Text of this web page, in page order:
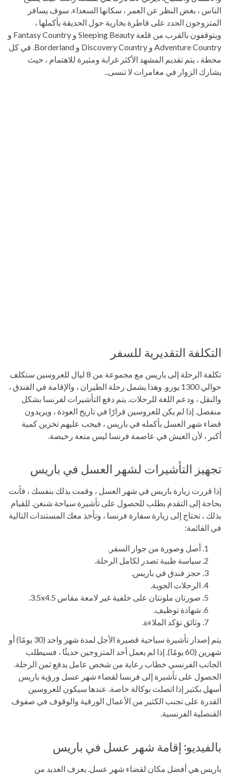
الناس ، بغض النظر عن العمر ، سكانها السعداء. سوف يسافر
المتزوجون الجدد على قاطرة بخارية حول الحديقة بأكملها ،
ويتوقفون بالقرب من قلعة Sleeping Beauty و Fantasy Country و
Adventure Country و Discovery Country و Borderland. في كل
محطة ، يتم تقديم المشهد الأكثر غرابة ومثيرة للاهتمام ، حيث
يشارك الزوار في مغامرات لا تنسى..
التكلفة التقديرية للسفر
تكلفة الرحلة إلى باريس مع مجموعة من 8 ليال للعروسين ستكلف
حوالي 1300 يورو. وهذا يشمل رحلة الطيران ، والإقامة في الفندق ،
والنقل ، ودعم اللغة للرحلات. يتم دفع التأشيرات لفرنسا بشكل
منفصل. إذا لم يكن للعروسين قرارًا في تاريخ العودة ، ويريدون
قضاء شهر العسل بأكمله في باريس ، فيجب عليهم تخزين كمية
أكبر ، لأن العيش في عاصمة فرنسا ليس متعة رخيصة.
تجهيز التأشيرات لشهر العسل في باريس
إذا قررت زيارة باريس في شهر العسل ، وقمت بذلك بنفسك ، فأنت
بحاجة إلى التقدم بطلب للحصول على تأشيرة سياحة شنغن. للقيام
بذلك ، تحتاج إلى زيارة سفارة فرنسا ، وتأخذ معك المستندات التالية
في القائمة:
أصل وصورة من جواز السفر.
سياسة طبية تصدر لكامل الرحلة.
حجز فندق في باريس.
الرحلات الجوية.
صورتان ملونتان على خلفية غير لامعة مقاس 3.5x4.5.
شهادة توظيف.
وثائق تؤكد الملاءة.
يتم إصدار تأشيرة سياحية قصيرة الأجل لمدة شهر واحد (30 يومًا) أو
شهرين (60 يومًا). إذا لم يعمل أحد المتزوجين حديثًا ، فسيطلب
الجانب الفرنسي خطاب رعاية من شخص عامل يدفع ثمن الرحلة.
الحصول على تأشيرة إلى فرنسا لقضاء شهر عسل ورؤية باريس
أسهل بكثير إذا اتصلت بوكالة خاصة. عندها سيكون للعروسين
القدرة على تجنب الكثير من الأعمال الورقية والوقوف في صفوف
القنصلية الفرنسية.
بالفيديو: إقامة شهر عسل في باريس
باريس هي أفضل مكان لقضاء شهر عسل. يعرف العديد من